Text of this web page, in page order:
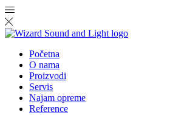
Početna
O nama
Proizvodi
Servis
Najam opreme
Reference